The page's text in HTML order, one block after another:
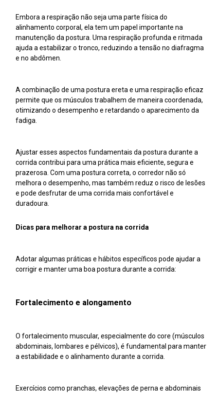
Embora a respiração não seja uma parte física do
alinhamento corporal, ela tem um papel importante na
manutenção da postura. Uma respiração profunda e ritmada
ajuda a estabilizar o tronco, reduzindo a tensão no diafragma
e no abdômen.
A combinação de uma postura ereta e uma respiração eficaz
permite que os músculos trabalhem de maneira coordenada,
otimizando o desempenho e retardando o aparecimento da
fadiga.
Ajustar esses aspectos fundamentais da postura durante a
corrida contribui para uma prática mais eficiente, segura e
prazerosa. Com uma postura correta, o corredor não só
melhora o desempenho, mas também reduz o risco de lesões
e pode desfrutar de uma corrida mais confortável e
duradoura.
Dicas para melhorar a postura na corrida
Adotar algumas práticas e hábitos específicos pode ajudar a
corrigir e manter uma boa postura durante a corrida:
Fortalecimento e alongamento
O fortalecimento muscular, especialmente do core (músculos
abdominais, lombares e pélvicos), é fundamental para manter
a estabilidade e o alinhamento durante a corrida.
Exercícios como pranchas, elevações de perna e abdominais